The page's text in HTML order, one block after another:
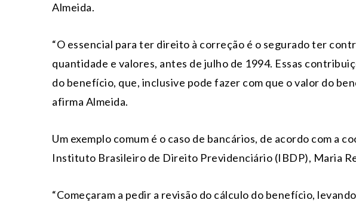
Almeida.
“O essencial para ter direito à correção é o segurado ter
quantidade e valores, antes de julho de 1994. Essas
do benefício, que, inclusive pode fazer com que o valor do
afirma Almeida.
Um exemplo comum é o caso de bancários, de acordo com a
Instituto Brasileiro de Direito Previdenciário (IBDP), Maria
“Começaram a pedir a revisão do cálculo do benefício,